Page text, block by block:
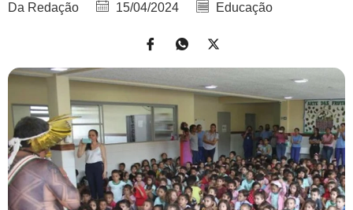
Da Redação 15/04/2024 Educação